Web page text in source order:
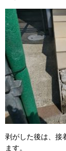
剥がした後は、接
ます。